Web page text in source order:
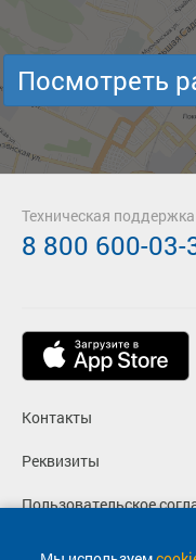
Посмотреть
Контакты
Реквизиты
Пользовательское
Политика
Техническая
8 800 600-03-